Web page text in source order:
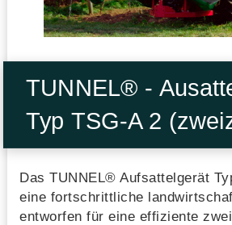
TUNNEL® -
Typ TSG-A 2
Das TUNNEL® Aufsattelgerät
eine fortschrittliche
entworfen für eine effiziente